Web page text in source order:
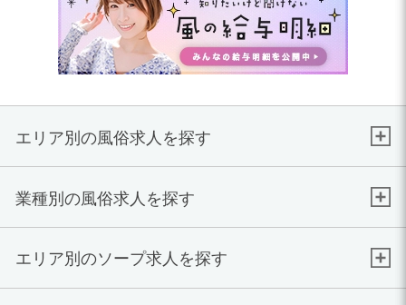
エリア別の風俗求人を探す
業種別の風俗求人を探す
エリア別のソープ求人を探す